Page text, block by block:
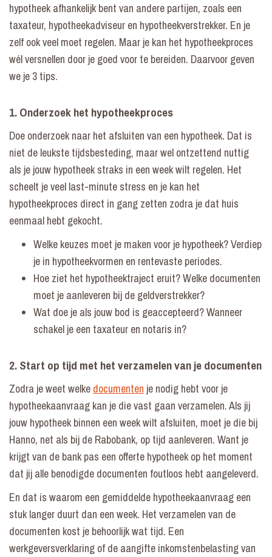
hypotheek afhankelijk bent van andere partijen, zoals een
taxateur, hypotheekadviseur en hypotheekverstrekker. En je
zelf ook veel moet regelen. Maar je kan het hypotheekproces
wél versnellen door je goed voor te bereiden. Daarvoor geven
we je 3 tips.
1. Onderzoek het hypotheekproces
Doe onderzoek naar het afsluiten van een hypotheek. Dat is
niet de leukste tijdsbesteding, maar wel ontzettend nuttig
als je jouw hypotheek straks in een week wilt regelen. Het
scheelt je veel last-minute stress en je kan het
hypotheekproces direct in gang zetten zodra je dat huis
eenmaal hebt gekocht.
Welke keuzes moet je maken voor je hypotheek? Verdiep
je in hypotheekvormen en rentevaste periodes.
Hoe ziet het hypotheektraject eruit? Welke documenten
moet je aanleveren bij de geldverstrekker?
Wat doe je als jouw bod is geaccepteerd? Wanneer
schakel je een taxateur en notaris in?
2. Start op tijd met het verzamelen van je documenten
Zodra je weet welke documenten je nodig hebt voor je
hypotheekaanvraag kan je die vast gaan verzamelen. Als jij
jouw hypotheek binnen een week wilt afsluiten, moet je die bij
Hanno, net als bij de Rabobank, op tijd aanleveren. Want je
krijgt van de bank pas een offerte hypotheek op het moment
dat jij alle benodigde documenten foutloos hebt aangeleverd.
En dat is waarom een gemiddelde hypotheekaanvraag een
stuk langer duurt dan een week. Het verzamelen van de
documenten kost je behoorlijk wat tijd. Een
werkgeversverklaring of de aangifte inkomstenbelasting van